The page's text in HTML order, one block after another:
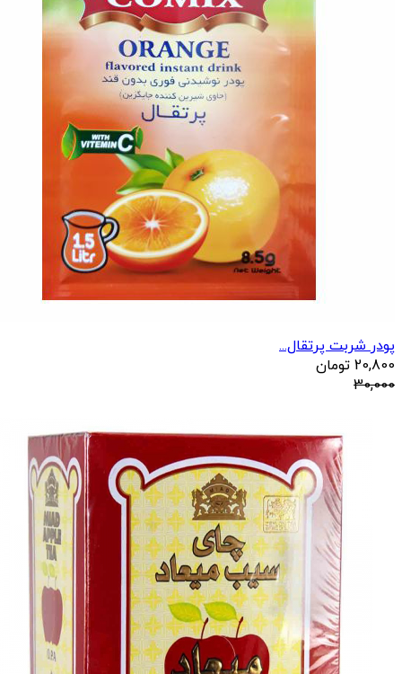
پودر شربت پرتقال...
20,800 تومان
30,000